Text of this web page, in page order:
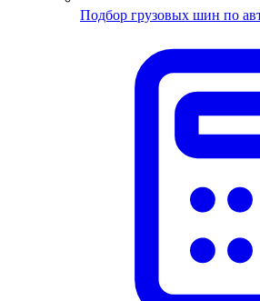
Подбор грузовых шин по